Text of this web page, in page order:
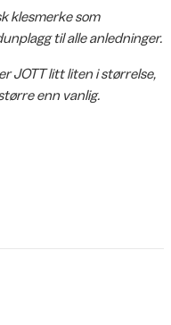
klesmerke som
til alle anledninger.
JOTT litt liten i størrelse,
enn vanlig.